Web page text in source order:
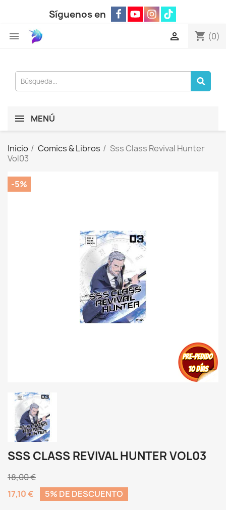
Síguenos en
 shopping_cart (0)

MENÚ
Inicio Comics & Libros
Sss Class Revival Hunter
Vol03
-5%
SSS CLASS REVIVAL HUNTER VOL03
18,00 €
17,10 €
5% DE DESCUENTO